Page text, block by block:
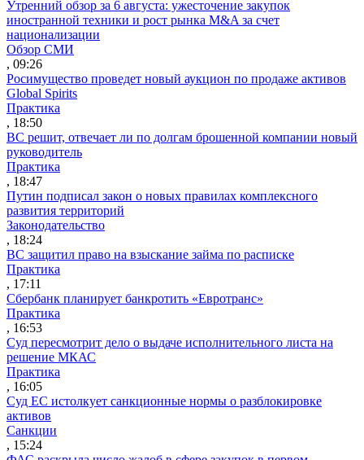
Утренний обзор за 6 августа: ужесточение закупок
иностранной техники и рост рынка M&A за счет
национализации
Обзор СМИ
, 09:26
Росимущество проведет новый аукцион по продаже активов
Global Spirits
Практика
, 18:50
ВС решит, отвечает ли по долгам брошенной компании новый
руководитель
Практика
, 18:47
Путин подписал закон о новых правилах комплексного
развития территорий
Законодательство
, 18:24
ВС защитил право на взыскание займа по расписке
Практика
, 17:11
Сбербанк планирует банкротить «Евротранс»
Практика
, 16:53
Суд пересмотрит дело о выдаче исполнительного листа на
решение МКАС
Практика
, 16:05
Суд ЕС истолкует санкционные нормы о разблокировке
активов
Санкции
, 15:24